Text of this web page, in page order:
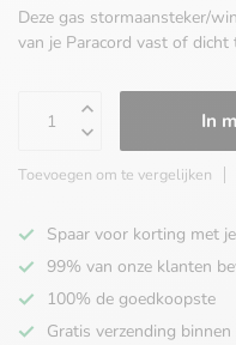
Deze gas stormaansteker/
van je Paracord vast of dicht
In
Toevoegen om te vergelijken
Spaar voor korting met
99% van onze klanten
100% de goedkoopste
Gratis verzending